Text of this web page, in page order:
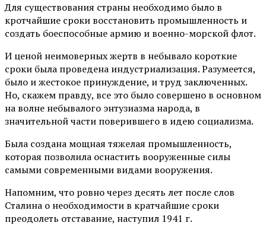
Для существования страны необходимо было в
кротчайшие сроки восстановить промышленность и
создать боеспособные армию и военно-морской флот.
И ценой неимоверных жертв в небывало короткие
сроки была проведена индустриализация. Разумеется,
было и жестокое принуждение, и труд заключенных.
Но, скажем правду, все это было совершено в основном
на волне небывалого энтузиазма народа, в
значительной части поверившего в идею социализма.
Была создана мощная тяжелая промышленность,
которая позволила оснастить вооруженные силы
самыми современными видами вооружения.
Напомним, что ровно через десять лет после слов
Сталина о необходимости в кратчайшие сроки
преодолеть отставание, наступил 1941 г.